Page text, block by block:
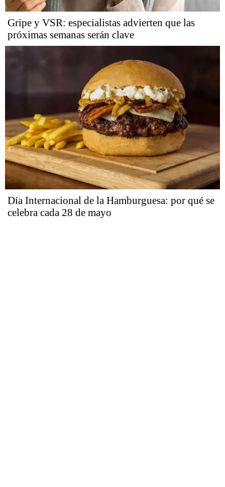
Gripe y VSR: especialistas advierten que las
próximas semanas serán clave
Día Internacional de la Hamburguesa: por qué se
celebra cada 28 de mayo